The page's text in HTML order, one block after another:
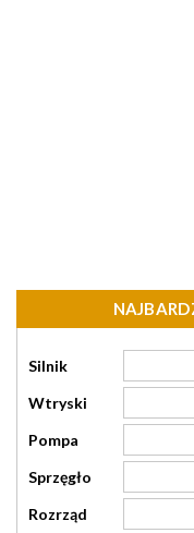
Silnik
Wtryski
Pompa
Sprzęgło
Rozrząd